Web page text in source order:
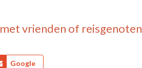
met vrienden of reisgenoten
Google